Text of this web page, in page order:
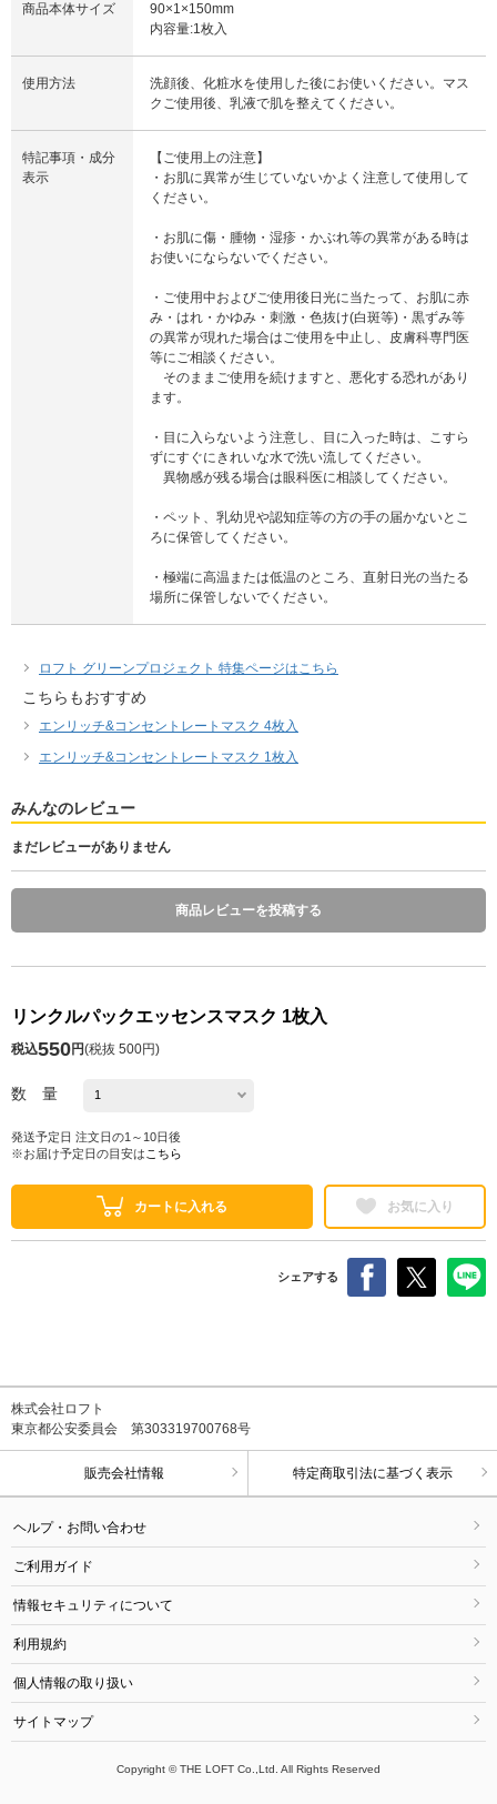
商品本体サイズ
90×1×150mm
内容量:1枚入
使用方法
洗顔後、化粧水を使用した後にお使いください。マス
クご使用後、乳液で肌を整えてください。
特記事項・成分
表示
【ご使用上の注意】
・お肌に異常が生じていないかよく注意して使用して
ください。
・お肌に傷・腫物・湿疹・かぶれ等の異常がある時は
お使いにならないでください。
・ご使用中およびご使用後日光に当たって、お肌に赤
み・はれ・かゆみ・刺激・色抜け(白斑等)・黒ずみ等
の異常が現れた場合はご使用を中止し、皮膚科専門医
等にご相談ください。
そのままご使用を続けますと、悪化する恐れがあり
ます。
・目に入らないよう注意し、目に入った時は、こすら
ずにすぐにきれいな水で洗い流してください。
異物感が残る場合は眼科医に相談してください。
・ペット、乳幼児や認知症等の方の手の届かないとこ
ろに保管してください。
・極端に高温または低温のところ、直射日光の当たる
場所に保管しないでください。
ロフト グリーンプロジェクト 特集ページはこちら
こちらもおすすめ
エンリッチ&コンセントレートマスク 4枚入
エンリッチ&コンセントレートマスク 1枚入
みんなのレビュー
まだレビューがありません
商品レビューを投稿する
リンクルパックエッセンスマスク 1枚入
税込550円(税抜 500円)
数 量
発送予定日 注文日の1～10日後
※お届け予定日の目安は こちら
カートに入れる お気に入り
シェアする
株式会社ロフト
東京都公安委員会 第303319700768号
販売会社情報 特定商取引法に基づく表示
ヘルプ・お問い合わせ
ご利用ガイド
情報セキュリティについて
利用規約
個人情報の取り扱い
サイトマップ
Copyright © THE LOFT Co.,Ltd. All Rights Reserved